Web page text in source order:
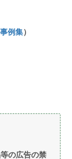
例集）
の広告の禁